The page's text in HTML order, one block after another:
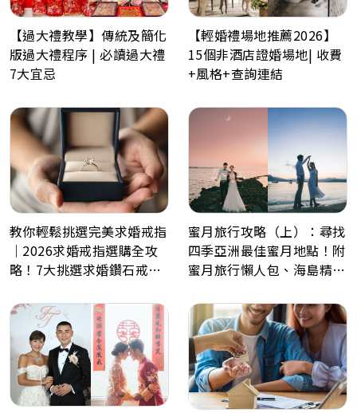
【過大禮教學】傳統及簡化
版過大禮程序 | 必讀過大禮
7大宜忌
【輕婚禮場地推薦2026】
15個非酒店證婚場地| 收費
+風格+查詢連結
教你輕鬆挑選完美求婚戒指
｜2026求婚戒指選購全攻
略！7大挑選求婚鑽石戒指
蜜月旅行攻略（上）：尋找
四季亞洲最佳蜜月地點！附
蜜月旅行懶人包、海島精選